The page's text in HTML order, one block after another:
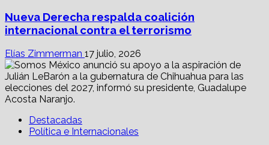
Nueva Derecha respalda coalición
internacional contra el terrorismo
Elías Zimmerman 17 julio, 2026
Destacadas
Política e Internacionales